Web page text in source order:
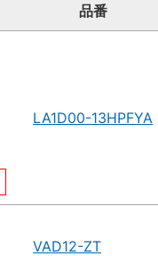
品番
LA1D00-13HPFYA
VAD12-ZT